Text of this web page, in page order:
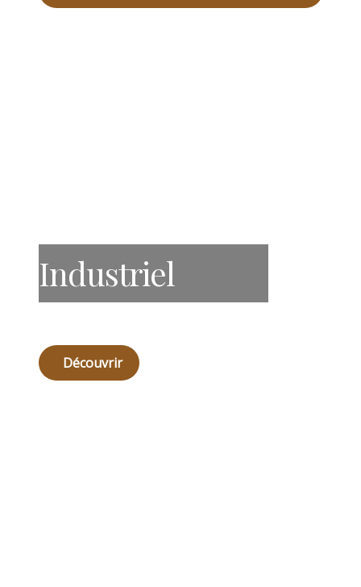
Industriel
Découvrir